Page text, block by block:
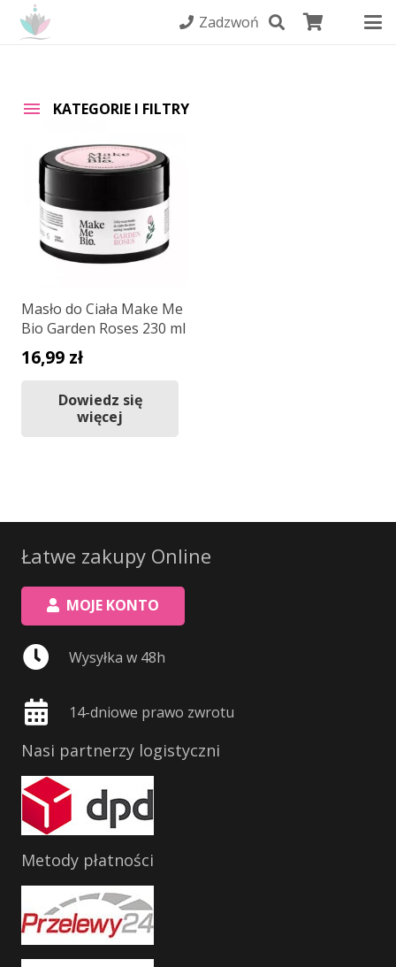
Zadzwoń
KATEGORIE I FILTRY
Masło do Ciała Make Me
Bio Garden Roses 230 ml
16,99 zł
Dowiedz się
więcej
Łatwe zakupy Online
MOJE KONTO
Wysyłka w 48h
14-dniowe prawo zwrotu
Nasi partnerzy logistyczni
Metody płatności